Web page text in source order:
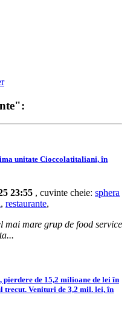
unitate Cioccolatitaliani, în
23:55 , cuvinte cheie: sphera
, restaurante,
mai mare grup de food service
de 15,2 milioane de lei în
trecut. Venituri de 3,2 mil. lei, în